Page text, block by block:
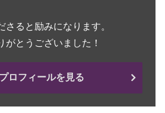
さると励みになります。
がとうございました！
ロフィールを見る